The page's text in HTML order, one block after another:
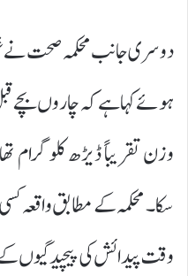
دوسری جانب محکمہ صحت نے
ہوئے کہا ہے کہ چاروں بچے
وزن تقریباً ڈیڑھ کلوگرام
سکا۔ محکمہ کے مطابق واقعہ
وقت پیدائش کی پیچیدگیوں